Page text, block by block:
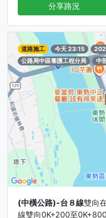
分享路況
道路施工 今天 23:15
公路局中區養護工程分局
中
(中橫公路)-台８線雙向
線雙向0K+200至